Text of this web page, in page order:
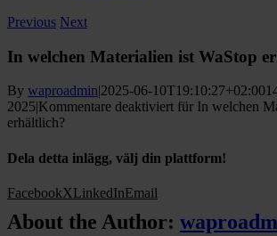
Previous Next
In welchen Materialien ist WaStop
By waproadmin|2025-06-10T19:10:27+02:00
2025|Kommentare deaktiviert für In welchen
erhältlich?
Dela detta inlägg, välj din plattform!
FacebookXLinkedInEmail
About the Author: